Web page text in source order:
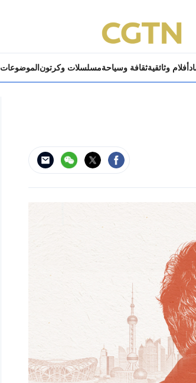
أفلام وثائقيةثقافة وسياحةمسلسلات وكرتون الموضوعات